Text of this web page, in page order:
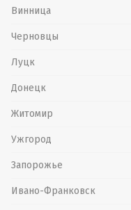
Винница
Черновцы
Луцк
Донецк
Житомир
Ужгород
Запорожье
Ивано-Франковск